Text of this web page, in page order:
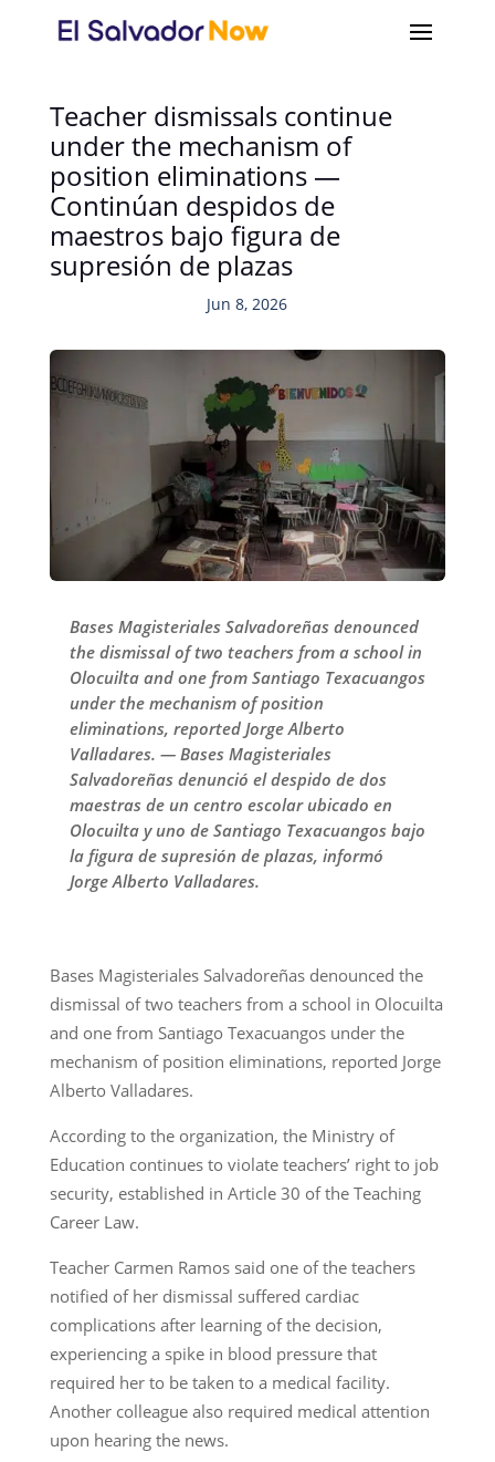
Teacher dismissals continue
under the mechanism of
position eliminations —
Continúan despidos de
maestros bajo figura de
supresión de plazas
Jun 8, 2026
Bases Magisteriales Salvadoreñas denounced
the dismissal of two teachers from a school in
Olocuilta and one from Santiago Texacuangos
under the mechanism of position
eliminations, reported Jorge Alberto
Valladares. — Bases Magisteriales
Salvadoreñas denunció el despido de dos
maestras de un centro escolar ubicado en
Olocuilta y uno de Santiago Texacuangos bajo
la figura de supresión de plazas, informó
Jorge Alberto Valladares.
Bases Magisteriales Salvadoreñas denounced the
dismissal of two teachers from a school in Olocuilta
and one from Santiago Texacuangos under the
mechanism of position eliminations, reported Jorge
Alberto Valladares.
According to the organization, the Ministry of
Education continues to violate teachers’ right to job
security, established in Article 30 of the Teaching
Career Law.
Teacher Carmen Ramos said one of the teachers
notified of her dismissal suffered cardiac
complications after learning of the decision,
experiencing a spike in blood pressure that
required her to be taken to a medical facility.
Another colleague also required medical attention
upon hearing the news.